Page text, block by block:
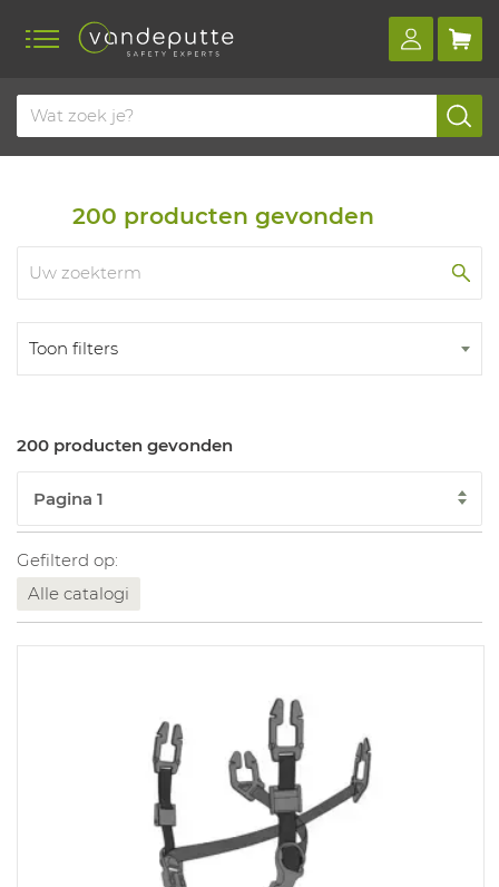
Home Producten
Accessoires hoofdbescherming
200 producten gevonden
Toon filters
200 producten gevonden
Gefilterd op:
Alle catalogi